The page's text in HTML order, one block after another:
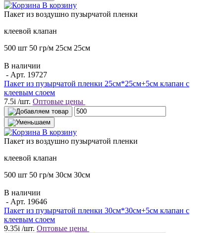
В корзину
Пакет из воздушно пузырчатой пленки
клеевой клапан
500 шт 50 гр/м 25см 25см
В наличии
- Арт. 19727
Пакет из пузырчатой пленки 25см*25см+5см клапан с
клеевым слоем
7.5i /шт. Оптовые цены
В корзину
Пакет из воздушно пузырчатой пленки
клеевой клапан
500 шт 50 гр/м 30см 30см
В наличии
- Арт. 19646
Пакет из пузырчатой пленки 30см*30см+5см клапан с
клеевым слоем
9.35i /шт. Оптовые цены